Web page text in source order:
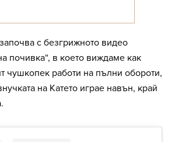
с безгрижното видео
почивка“, в което виждаме как
чушкопек работи на пълни обороти,
на Катето играе навън, край